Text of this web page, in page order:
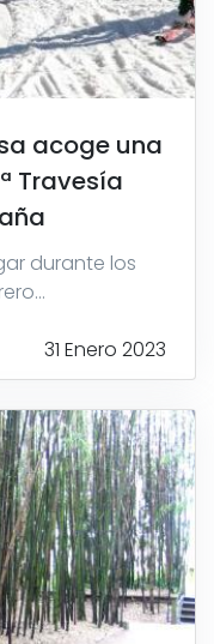
acoge una
Travesía
durante los
31 Enero 2023